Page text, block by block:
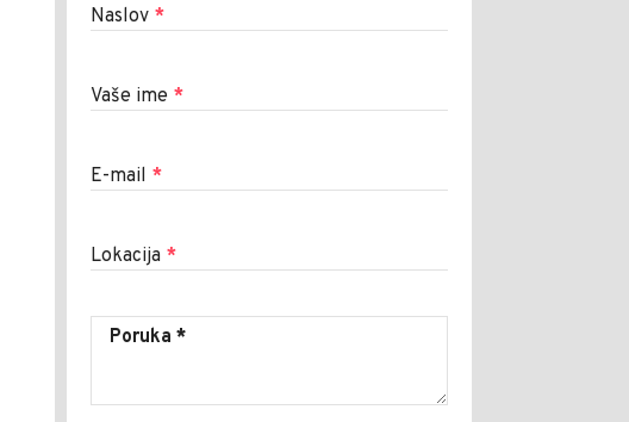
Naslov *
Vaše ime *
E-mail *
Lokacija *